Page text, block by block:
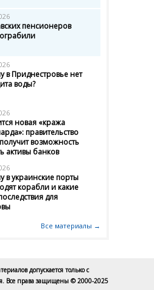
пенсионеров
в Приднестровье нет
воды?
новая «кража
правительство
возможность
активы банков
в украинские порты
корабли и какие
для
Все материалы →
допускается только с
Все права защищены © 2000-2025